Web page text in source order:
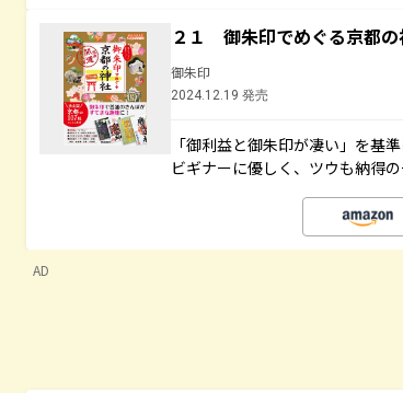
２１ 御朱印でめぐる京都
御朱印
2024.12.19 発売
「御利益と御朱印が凄い」を基
ビギナーに優しく、ツウも納得の
AD